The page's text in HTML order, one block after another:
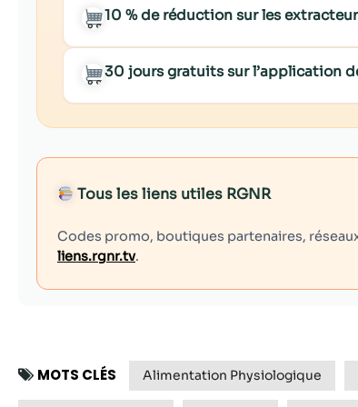
10 % de réduction sur les
30 jours gratuits sur l’application
Tous les liens utiles RGNR
Codes promo, boutiques partenaires,
liens.rgnr.tv.
MOTS CLÉS Alimentation Physiologique